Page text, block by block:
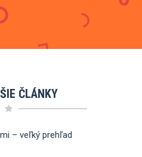
ČLÁNKY
– veľký prehľad